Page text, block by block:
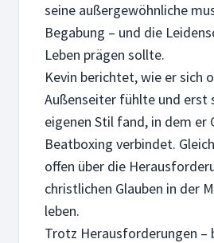
seine außergewöhnliche
Begabung – und die
Leben prägen sollte.
Kevin berichtet, wie er sich
Außenseiter fühlte und erst
eigenen Stil fand, in dem er
Beatboxing verbindet.
offen über die
christlichen Glauben in der
leben.
Trotz Herausforderungen –